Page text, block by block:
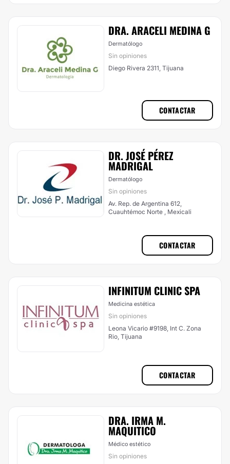
DRA. ARACELI MEDINA G
Dermatólogo
Sin opiniones
Diego Rivera 2311, Tijuana
CONTACTAR
DR. JOSÉ PÉREZ
MADRIGAL
Dermatólogo
Sin opiniones
Av. Rep. de Argentina 612,
Cuauhtémoc Norte , Mexicali
CONTACTAR
INFINITUM CLINIC SPA
Medicina estética
Sin opiniones
Leona Vicario #9198, Int C. Zona
Rio, Tijuana
CONTACTAR
DRA. IRMA M.
MAQUITICO
Médico estético
Sin opiniones